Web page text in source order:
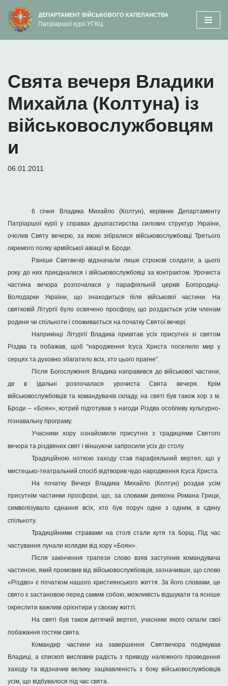
вмісту
Перейти
до
ДЕПАРТАМЕНТ ВІЙСЬКОВОГО КАПЕЛАНСТВА
Патріаршої курії УГКЦ
Свята вечеря Владики
Михайла (Колтуна) із
військовослужбовцям
и
06.01.2011
6 січня Владика Михайло (Колтун), керівник Департаменту
Патріаршої курії у справах душпастирства силових структур України,
очолив Святу вечерю, за якою зібралися військовослужбовці Третього
окремого полку армійської авіації м. Броди.
Раніше Святвечір відзначали лише строкові солдати, а цього
року до них приєдналися і військовослужбовці за контрактом. Урочиста
частина вечора розпочалася у парафіяльній церкві Богородиці-
Володарки України, що знаходиться біля військової частини. На
святковій Літургії було освячено просфору, що роздається усім членам
родини чи спільноти і споживається на початку Святої вечері.
Наприкінці Літургії Владика привітав усіх присутніх зі святом
Різдва та побажав, щоб “народження Ісуса Христа поселило мир у
серцях та духовно збагатило всіх, хто цього прагне”.
Після Богослужіння Владика направився до військової частини,
де в їдальні розпочалася урочиста Свята вечеря. Крім
військовослужбовців та командувачів складу, на святі був також хор з м.
Броди – «Боян», котрий підготував з нагоди Різдва особливу культурно-
пізнавальну програму.
Учасники хору ознайомили присутніх з традиціями Святого
вечора та різдвяних свят і віншуючи запросили усіх до столу.
Традиційною ноткою заходу став парафіяльний вертеп, що у
мистецько-театральний спосіб відтворив чудо народження Ісуса Христа.
На початку Вечері Владика Михайло (Колтун) роздав усім
присутнім частинки просфори, що, за словами диякона Романа Грици,
символізувало єднання всіх, хто був поруч одне з одним, в єдину
спільноту.
Традиційними стравами на столі стали кутя та борщ. Під час
частування лунали колядки від хору «Боян».
Після закінчення трапези слово взяв заступник командувача
частиною, який промовив від військовослужбовців, зазначивши, що слово
«Різдво» є початком нашого християнського життя. За його словами, це
свято є застановою перед самим собою, можливість відшукати та ясніше
окреслити важливі орієнтири у своєму житті.
На святі був також дитячий вертеп, учасники якого склали свої
побажання гостям свята.
Командир частини на завершення Святвечора подякував
Владиці, а єпископ висловив радість з приводу належного проведення
заходу та відзначив велику зацікавленість з боку військовослужбовців
усім, що відбувалося під час свята.